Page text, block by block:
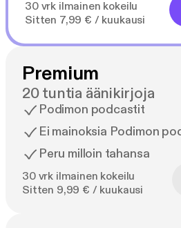
30 vrk ilmainen kokeilu
Sitten 7,99 € / kuukausi
Premium
20 tuntia äänikirjoja
Podimon podcastit
Ei mainoksia Podimon
Peru milloin tahansa
30 vrk ilmainen kokeilu
Sitten 9,99 € / kuukausi